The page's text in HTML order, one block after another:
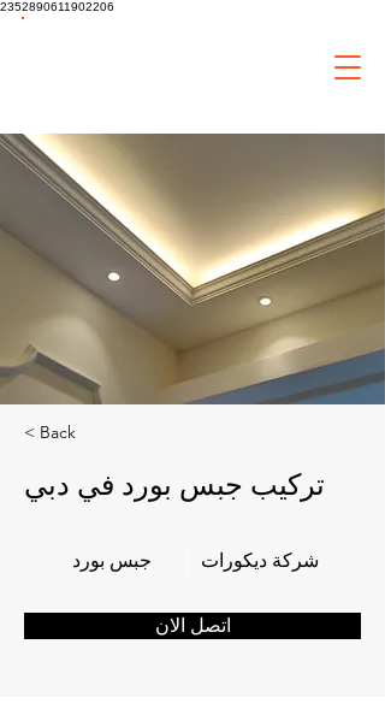
2352890611902206
< Back
تركيب جبس بورد في دبي
جبس بورد شركة ديكورات
اتصل الان